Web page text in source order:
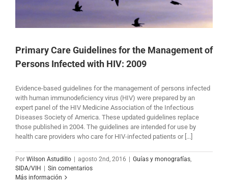
Primary Care Guidelines for the Management of
Persons Infected with HIV: 2009
Evidence-based guidelines for the management of persons infected
with human immunodeficiency virus (HIV) were prepared by an
expert panel of the HIV Medicine Association of the Infectious
Diseases Society of America. These updated guidelines replace
those published in 2004. The guidelines are intended for use by
health care providers who care for HIV-infected patients or [...]
Por Wilson Astudillo agosto 2nd, 2016 Guías y monografías,
SIDA/VIH
Sin comentarios
Más información